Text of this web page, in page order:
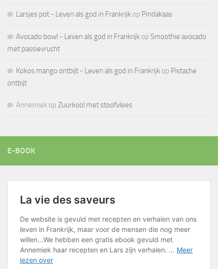
Larsjes pot - Leven als god in Frankrijk op Pindakaas
Avocado bowl - Leven als god in Frankrijk op Smoothie avocado
met passievrucht
Kokos mango ontbijt - Leven als god in Frankrijk op Pistache
ontbijt
Annemiek op Zuurkool met stoofvlees
E-BOOK